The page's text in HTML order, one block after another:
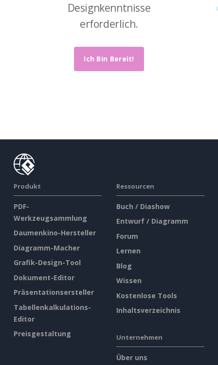
Designkenntnisse
erforderlich.
Ich Bin Bereit!
Produkt
PDF-
Werkzeugsammlung
Daumenkino-Hersteller
Diagramm-Macher
Grafik-Design-Tool
Dokument-Editor
Präsentationsersteller
Tabellenkalkulations-
Editor
Preisgestaltung
Ressourcen
Buch / Diashow
Entwurf / Diagramm
Forum
Lernen
Blog
Wissen
Kostenlose Tools
Inhaltsverzeichnis
Unternehmen
Über uns